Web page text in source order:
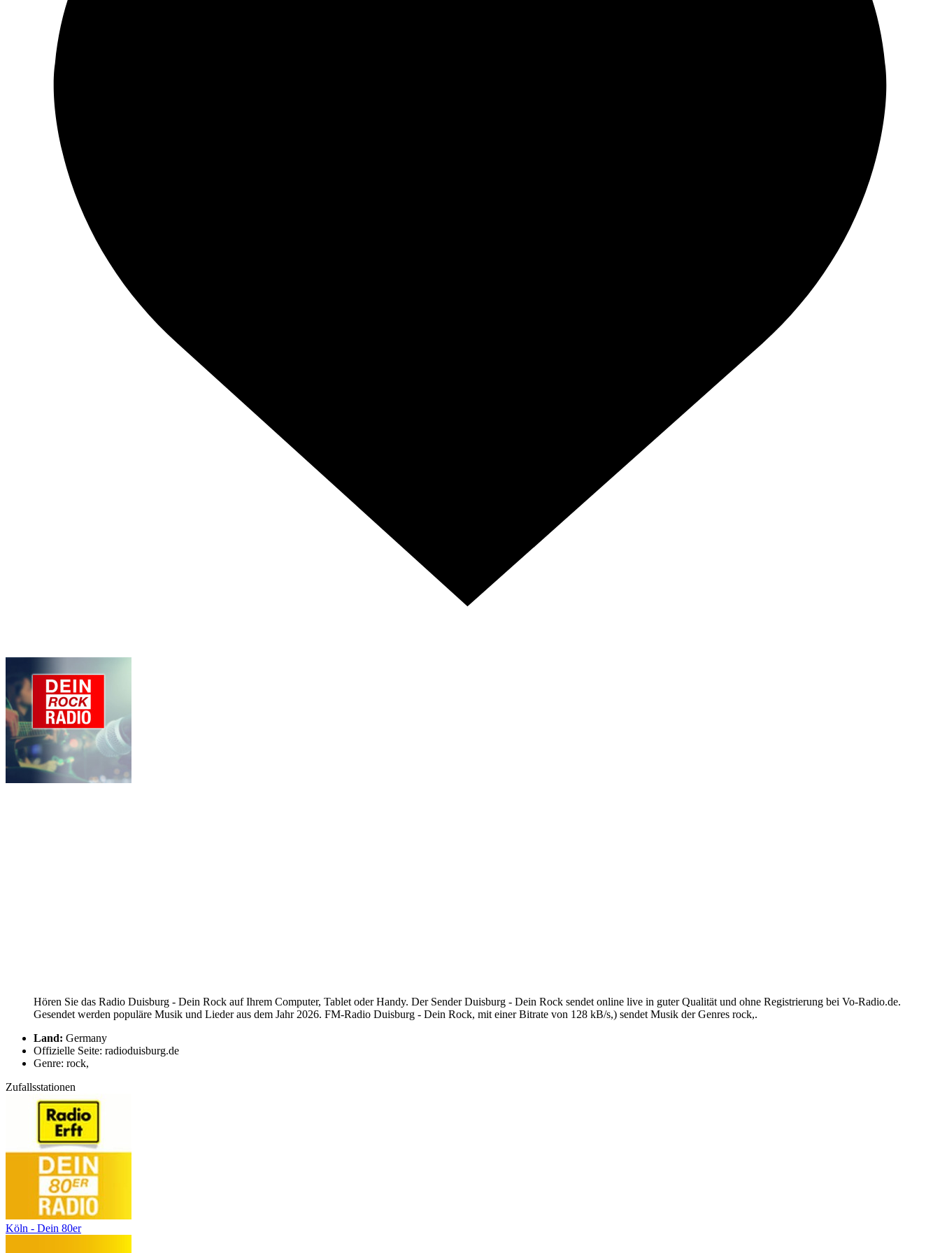
Hören Sie das Radio Duisburg - Dein Rock auf Ihrem Computer, Tablet oder Handy. Der Sender Duisburg - Dein Rock sendet online live in guter Qualität und ohne Registrierung bei Vo-Radio.de.
Gesendet werden populäre Musik und Lieder aus dem Jahr 2026. FM-Radio Duisburg - Dein Rock, mit einer Bitrate von 128 kB/s,) sendet Musik der Genres rock,.
Land: Germany
Offizielle Seite: radioduisburg.de
Genre: rock,
Zufallsstationen
Köln - Dein 80er